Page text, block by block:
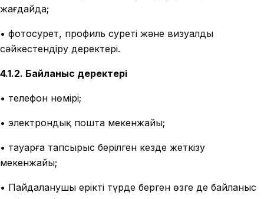
жағдайда;
• фотосурет, профиль суреті және визуалды
сәйкестендіру деректері.
4.1.2. Байланыс деректері
• телефон нөмірі;
• электрондық пошта мекенжайы;
• тауарға тапсырыс берілген кезде жеткізу
мекенжайы;
• Пайдаланушы ерікті түрде берген өзге де байланыс